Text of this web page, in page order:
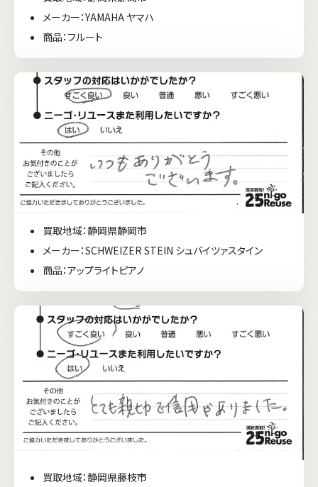
メーカー：YAMAHA ヤマハ
商品：フルート
買取地域：静岡県静岡市
メーカー：SCHWEIZER STEIN シュバイツァスタイン
商品：アップライトピアノ
買取地域：静岡県藤枝市